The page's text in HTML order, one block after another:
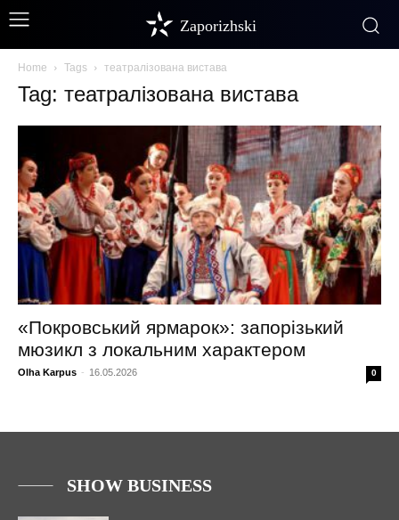
Zaporizhski
Home Tags театралізована вистава
Tag: театралізована вистава
«Покровський ярмарок»: запорізький
мюзикл з локальним характером
Olha Karpus - 16.05.2026 0
SHOW BUSINESS